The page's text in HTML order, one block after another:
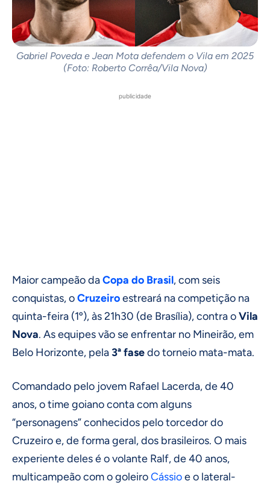
Gabriel Poveda e Jean Mota defendem o Vila em 2025
(Foto: Roberto Corrêa/Vila Nova)
publicidade
Maior campeão daCopa do Brasil, com seis
conquistas, oCruzeiroestreará na competição na
quinta-feira (1º), às 21h30 (de Brasília), contra oVila
Nova. As equipes vão se enfrentar no Mineirão, em
Belo Horizonte, pela3ª fasedo torneio mata-mata.
Comandado pelo jovem Rafael Lacerda, de 40
anos, o time goiano conta com alguns
“personagens” conhecidos pelo torcedor do
Cruzeiro e, de forma geral, dos brasileiros. O mais
experiente deles é o volante Ralf, de 40 anos,
multicampeão com o goleiroCássioe o lateral-